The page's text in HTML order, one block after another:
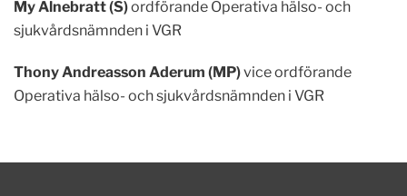
My Alnebratt (S)ordförande Operativa hälso- och
sjukvårdsnämnden i VGR
Thony Andreasson Aderum (MP)vice ordförande
Operativa hälso- och sjukvårdsnämnden i VGR